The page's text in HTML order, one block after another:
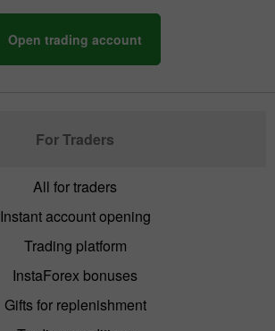
Open trading account
For Traders
All for traders
Instant account opening
Trading platform
InstaForex bonuses
Gifts for replenishment